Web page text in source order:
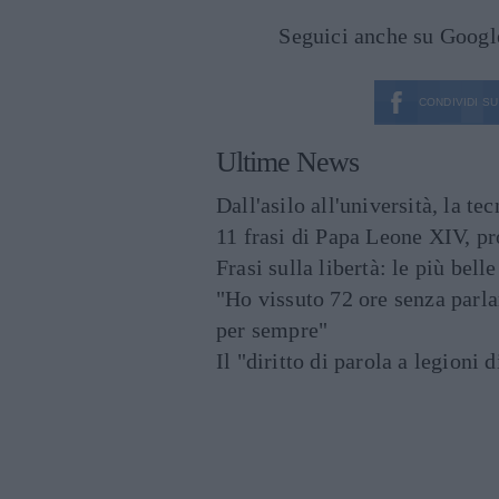
Seguici anche su
CONDIVIDI SU
Ultime News
Dall'asilo all'università, la
11 frasi di Papa Leone XIV,
Frasi sulla libertà: le più
"Ho vissuto 72 ore senza
per sempre"
Il "diritto di parola a legioni